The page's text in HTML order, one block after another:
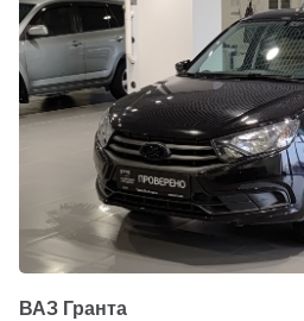
ВАЗ Гранта